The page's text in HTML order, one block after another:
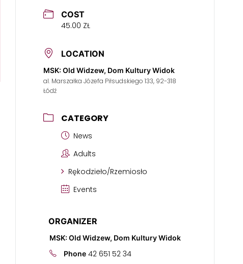
COST
45.00 ZŁ
LOCATION
MSK: Old Widzew, Dom Kultury Widok
al. Marszałka Józefa Piłsudskiego 133, 92-318
Łódź
CATEGORY
News
Adults
Rękodzieło/Rzemiosło
Events
ORGANIZER
MSK: Old Widzew, Dom Kultury Widok
Phone 42 651 52 34